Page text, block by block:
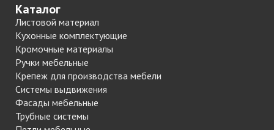
Каталог
Листовой материал
Кухонные комплектующие
Кромочные материалы
Ручки мебельные
Крепеж для производства мебели
Системы выдвижения
Фасады мебельные
Трубные системы